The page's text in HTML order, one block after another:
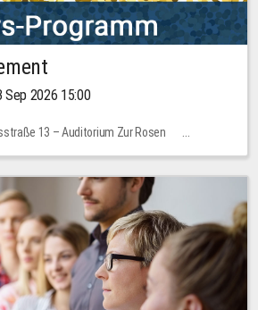
2026 15:00
13 – Auditorium Zur Rosen